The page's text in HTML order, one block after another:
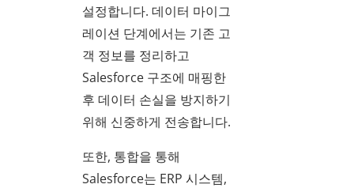
설정합니다. 데이터 마이그
레이션 단계에서는 기존 고
객 정보를 정리하고
Salesforce 구조에 매핑한
후 데이터 손실을 방지하기
위해 신중하게 전송합니다.
또한, 통합을 통해
Salesforce는 ERP 시스템,